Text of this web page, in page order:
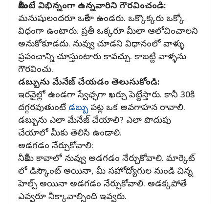
మీకంటే విభిన్నంగా ఉన్నవారిని గౌరవించండి:
మనుషులందరూ ఒకేలా ఉండరు. ఒక్కొక్కరు ఒక్కో
విధంగా ఉంటారు. ప్రతీ ఒక్కరూ మీలా ఆలోచించాలని
అనుకోకూడదు. నువ్వు చూడని విధానంలో వాళ్ళు
ప్రపంచాన్ని చూస్తుంటారు కావచ్చు. కాబట్టి వాళ్ళను
గౌరవించు.
డబ్బును మేనేజ్ చేయడం తెలుసుకోండి:
ఇరవైల్లో ఉండగా స్వేఛ్ఛగా ఖర్చు పెట్టేస్తారు. కానీ 30కి
దగ్గరవుతుంటే డబ్బుపట్ల ఒక అవగాహన రావాలి.
డబ్బును ఎలా మేనేజ్ చేయాలి? ఎలా పొదుపు
చేయాలో మీకు తెలిసి ఉండాలి.
అడగడం నేర్చుకోవాలి:
నీకేమీ కావాలో నువ్వు అడగడం నేర్చుకోవాలి. మార్కెట్
లో డిస్కౌంట్ అయినా, మీ సహోద్యోగుల నుండి చిన్న
హెల్ప్ అయినా అడగడం నేర్చుకోవాలి. అడక్కపోతే
ఎవ్వరూ నీక్కావాల్సింది ఇవ్వరు.